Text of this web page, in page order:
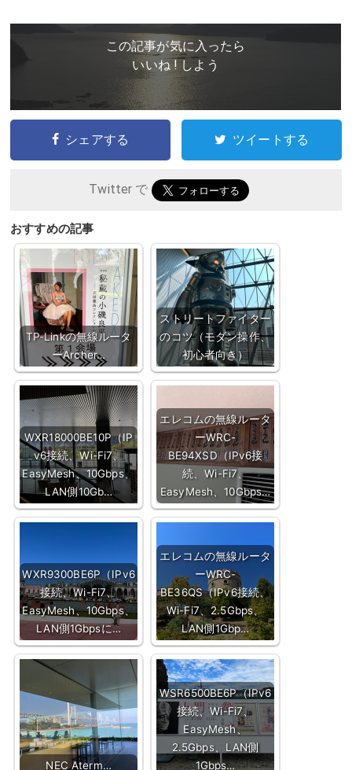
この記事が気に入ったら
いいね ! しよう
シェアする ツイートする
Twitter で
おすすめの記事
TP-Linkの無線ルータ
ーArcher…
ストリートファイター
のコツ（モダン操作、
初心者向き）
WXR18000BE10P（IP
v6接続、Wi-Fi7、
EasyMesh、10Gbps、
LAN側10Gb…
エレコムの無線ルータ
ーWRC-
BE94XSD（IPv6接
続、Wi-Fi7、
EasyMesh、10Gbps…
WXR9300BE6P（IPv6
接続、Wi-Fi7、
EasyMesh、10Gbps、
LAN側1Gbpsに…
エレコムの無線ルータ
ーWRC-
BE36QS（IPv6接続、
Wi-Fi7、2.5Gbps、
LAN側1Gbp…
NEC Aterm…
WSR6500BE6P（IPv6
接続、Wi-Fi7、
EasyMesh、
2.5Gbps、LAN側
1Gbps…